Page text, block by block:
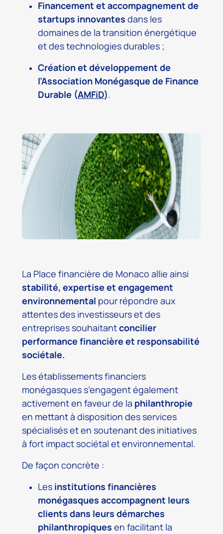
Financement et accompagnement de
startups innovantes dans les
domaines de la transition énergétique
et des technologies durables ;
Création et développement de
l’Association Monégasque de Finance
Durable (AMFiD).
La Place financière de Monaco allie ainsi
stabilité, expertise et engagement
environnemental pour répondre aux
attentes des investisseurs et des
entreprises souhaitantconcilier
performance financière et responsabilité
sociétale.
Les établissements financiers
monégasques s’engagent également
activement en faveur de la philanthropie
en mettant à disposition des services
spécialisés et en soutenant des initiatives
à fort impact sociétal et environnemental.
De façon concrète :
Les institutions financières
monégasques accompagnent leurs
clients dans leurs démarches
philanthropiques en facilitant la